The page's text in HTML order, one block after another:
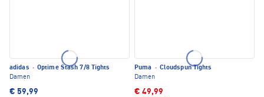
adidas · Optime Stash 7/8 Tights
Damen
€ 59,99
Puma · Cloudspun Tights
Damen
€ 49,99